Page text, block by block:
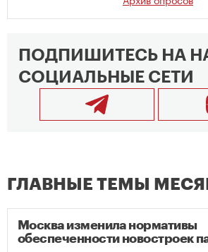
ПОДПИШИТЕСЬ НА
СОЦИАЛЬНЫЕ СЕТИ
ГЛАВНЫЕ ТЕМЫ
Москва изменила нормативы
обеспеченности новостроек